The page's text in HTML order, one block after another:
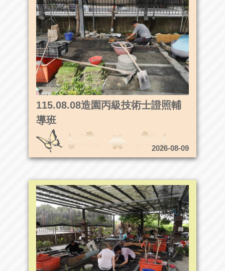
115.08.08造園丙級技術士證照輔
導班
2026-08-09